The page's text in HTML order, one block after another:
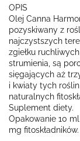
OPIS
Olej Canna
pozyskiwany z
najczystszych
zgiełku
strumienia, są
sięgających aż
i kwiaty tych
naturalnych
Suplement diety.
Opakowanie 10
mg fitoskładników.